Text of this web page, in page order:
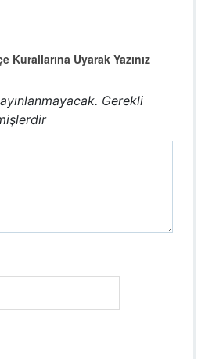
Kurallarına Uyarak Yazınız
Gerekli